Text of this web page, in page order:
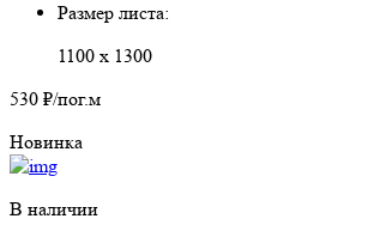
Размер листа:
1100 х 1300
530 ₽/пог.м
Новинка
В наличии